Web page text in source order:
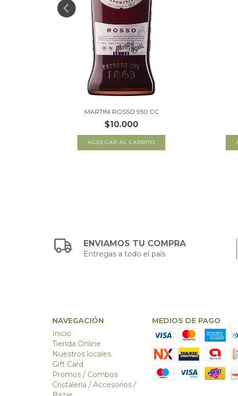
MARTINI ROSSO 950 CC
$10.000
ENVIAMOS TU COMPRA
Entregas a todo el país
NAVEGACIÓN
Inicio
Tienda Online
Nuestros locales
Gift Card
Promos / Combos
Cristalería / Accesorios /
MEDIOS DE PAGO